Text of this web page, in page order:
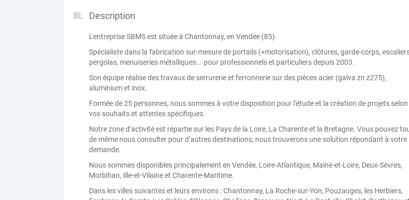
Description
L'entreprise SBMS est située à Chantonnay, en Vendée (85).
Spécialiste dans la fabrication sur-mesure de portails (+motorisation), clôtures, garde-corps,
pergolas, menuiseries métalliques... pour professionnels et particuliers depuis 2003.
Son équipe réalise des travaux de serrurerie et ferronnerie sur des pièces acier (galva zn z275),
aluminium et inox.
Formée de 25 personnes, nous sommes à votre disposition pour l'étude et la création de projets selon
vos souhaits et attentes spécifiques.
Notre zone d’activité est répartie sur les Pays de la Loire, La Charente et la Bretagne. Vous pouvez
de même nous consulter pour d’autres destinations, nous trouverons une solution répondant à votre
demande.
Nous sommes disponibles principalement en Vendée, Loire-Atlantique, Maine-et-Loire, Deux-Sèvres,
Morbihan, Ille-et-Vilaine et Charente-Maritime.
Dans les villes suivantes et leurs environs : Chantonnay, La Roche-sur-Yon, Pouzauges, les Herbiers,